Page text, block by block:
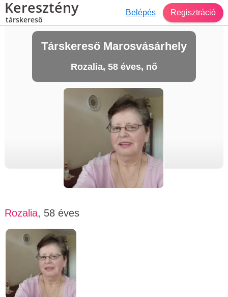
Keresztény
társkereső
Belépés Regisztráció
Társkereső Marosvásárhely
Rozalia, 58 éves, nő
Rozalia, 58 éves